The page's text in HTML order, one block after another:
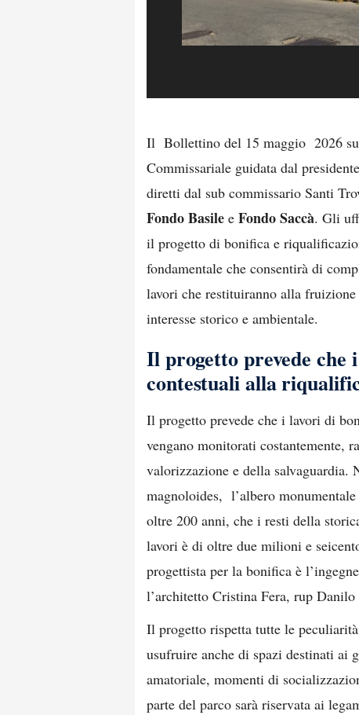
Il Bollettino del 15 maggio 2026
Commissariale guidata dal
diretti dal sub commissario Santi
Fondo Basile e Fondo Saccà. Gli
il progetto di bonifica e
fondamentale che consentirà di
lavori che restituiranno alla
interesse storico e ambientale.
Il progetto prevede che
contestuali alla
Il progetto prevede che i lavori di
vengano monitorati costantemente,
valorizzazione e della salvaguardia.
magnoloides, l’albero
oltre 200 anni, che i resti della
lavori è di oltre due milioni e
progettista per la bonifica è
l’architetto Cristina Fera, rup Danilo
Il progetto rispetta tutte le
usufruire anche di spazi destinati ai
amatoriale, momenti di
parte del parco sarà riservata ai